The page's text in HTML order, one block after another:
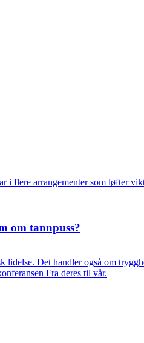
i flere arrangementer som løfter
om tannpuss?
Det handler også om
Fra deres til vår.